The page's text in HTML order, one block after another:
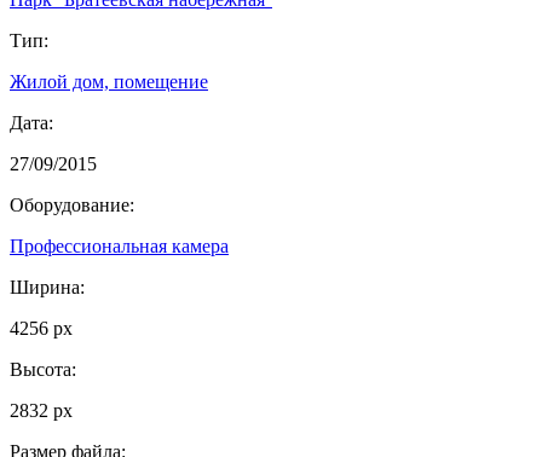
Тип:
Жилой дом, помещение
Дата:
27/09/2015
Оборудование:
Профессиональная камера
Ширина:
4256 px
Высота:
2832 px
Размер файла: